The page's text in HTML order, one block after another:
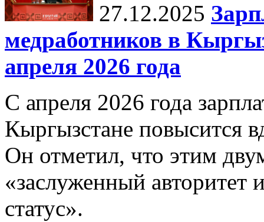
27.12.2025
медработников в
апреля 2026 года
С апреля 2026 года
Кыргызстане повысится
Он отметил, что этим
«заслуженный
статус».